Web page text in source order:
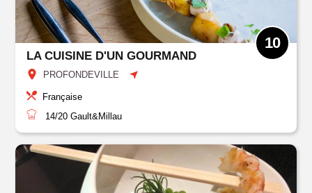
LA CUISINE D'UN GOURMAND
PROFONDEVILLE
10
Française
14/20 Gault&Millau